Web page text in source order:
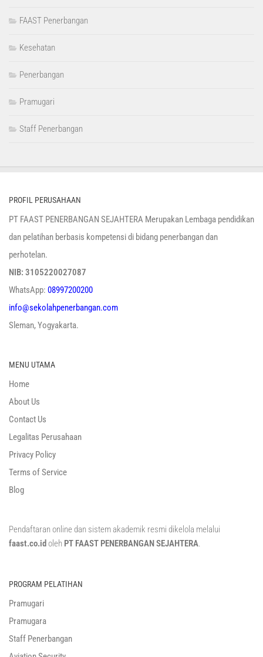
FAAST Penerbangan
Kesehatan
Penerbangan
Pramugari
Staff Penerbangan
PROFIL PERUSAHAAN
PT FAAST PENERBANGAN SEJAHTERA Merupakan Lembaga pendidikan
dan pelatihan berbasis kompetensi di bidang penerbangan dan
perhotelan.
NIB: 3105220027087
WhatsApp: 08997200200
info@sekolahpenerbangan.com
Sleman, Yogyakarta.
MENU UTAMA
Home
About Us
Contact Us
Legalitas Perusahaan
Privacy Policy
Terms of Service
Blog
Pendaftaran online dan sistem akademik resmi dikelola melalui
faast.co.id oleh PT FAAST PENERBANGAN SEJAHTERA.
PROGRAM PELATIHAN
Pramugari
Pramugara
Staff Penerbangan